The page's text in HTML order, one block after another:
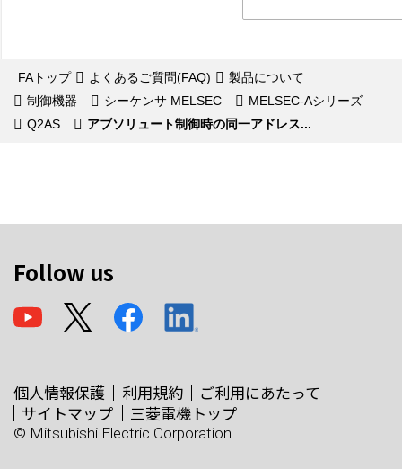
FAトップ よくあるご質問(FAQ)
製品について
制御機器
シーケンサ MELSEC
MELSEC-Aシリーズ
Q2AS
アブソリュート制御時の同一アドレス...
Follow us
個人情報保護 利用規約
ご利用にあたって
サイトマップ
三菱電機トップ
© Mitsubishi Electric Corporation